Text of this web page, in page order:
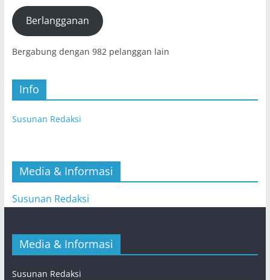
(E-
mail)Berlangganan
Bergabung dengan 982 pelanggan lain
Info
Susunan Redaksi
Media & Informasi
Susunan Redaksi
Media & Informasi
Susunan Redaksi